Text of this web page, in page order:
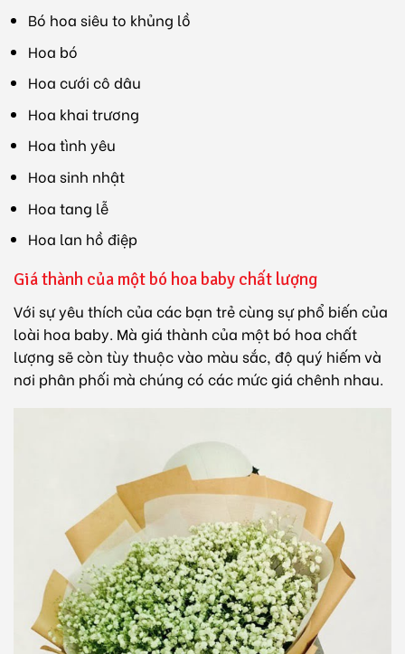
Bó hoa siêu to khủng lồ
Hoa bó
Hoa cưới cô dâu
Hoa khai trương
Hoa tình yêu
Hoa sinh nhật
Hoa tang lễ
Hoa lan hồ điệp
Giá thành của một bó hoa baby chất lượng
Với sự yêu thích của các bạn trẻ cùng sự phổ biến của
loài hoa baby. Mà giá thành của một bó hoa chất
lượng sẽ còn tùy thuộc vào màu sắc, độ quý hiếm và
nơi phân phối mà chúng có các mức giá chênh nhau.